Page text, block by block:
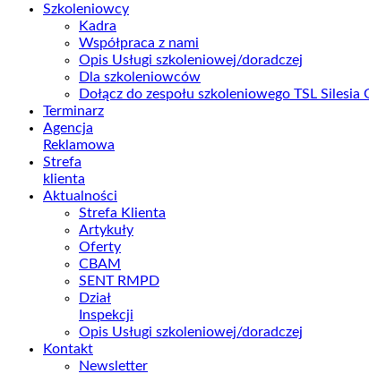
Szkoleniowcy
Kadra
Współpraca z nami
Opis Usługi szkoleniowej/doradczej
Dla szkoleniowców
Dołącz do zespołu szkoleniowego TSL
Terminarz
Agencja
Reklamowa
Strefa
klienta
Aktualności
Strefa Klienta
Artykuły
Oferty
CBAM
SENT RMPD
Dział
Inspekcji
Opis Usługi szkoleniowej/doradczej
Kontakt
Newsletter